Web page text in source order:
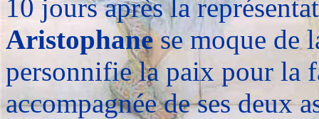
10 jours après la
Aristophanese moque de
personnifie la paix pour la
accompagnée de ses deux